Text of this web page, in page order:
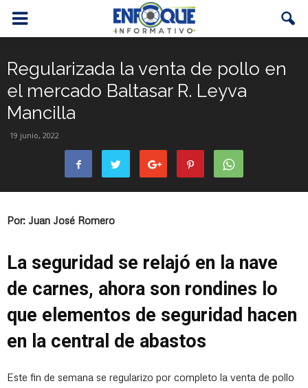
Regularizada la venta de pollo en
el mercado Baltasar R. Leyva
Mancilla
19 junio, 2022
Por: Juan José Romero
La seguridad se relajó en la nave
de carnes, ahora son rondines lo
que elementos de seguridad hacen
en la central de abastos
Este fin de semana se regularizo por completo la venta de pollo